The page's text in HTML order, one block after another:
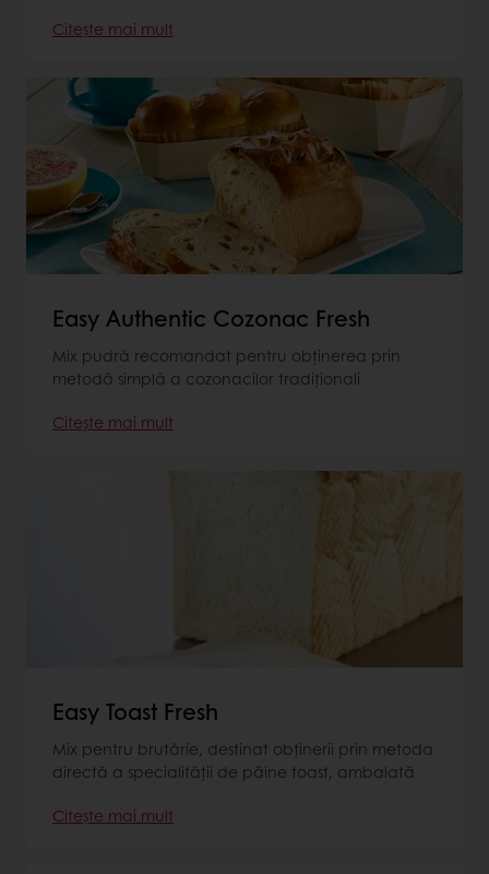
Citește mai mult
Easy Authentic Cozonac Fresh
Mix pudră recomandat pentru obținerea prin
metodă simplă a cozonacilor tradiționali
Citește mai mult
Easy Toast Fresh
Mix pentru brutărie, destinat obţinerii prin metoda
directă a specialităţii de pâine toast, ambalată
Citește mai mult